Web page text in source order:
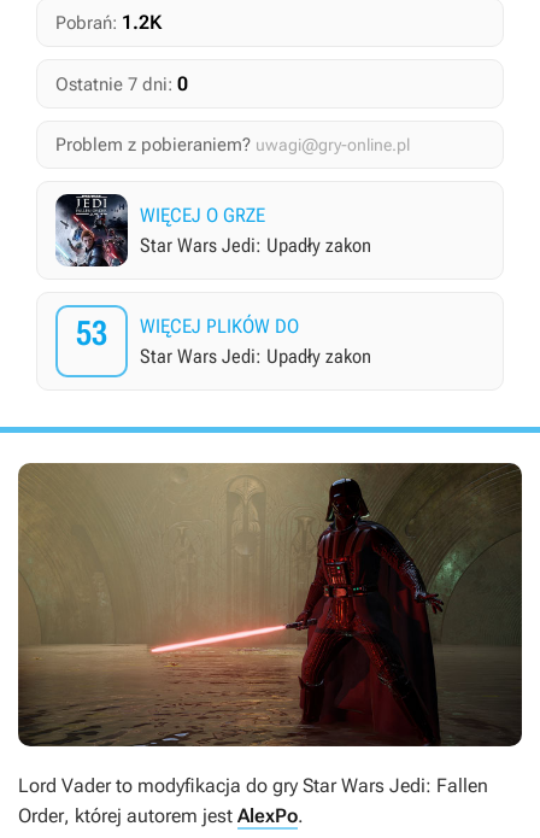
Pobrań: 1.2K
Ostatnie 7 dni: 0
Problem z pobieraniem? uwagi@gry-online.pl
WIĘCEJ O GRZE
Star Wars Jedi: Upadły zakon
53
WIĘCEJ PLIKÓW DO
Star Wars Jedi: Upadły zakon
Lord Vaderto modyfikacja do gry Star Wars Jedi: Fallen
Order, której autorem jest AlexPo.